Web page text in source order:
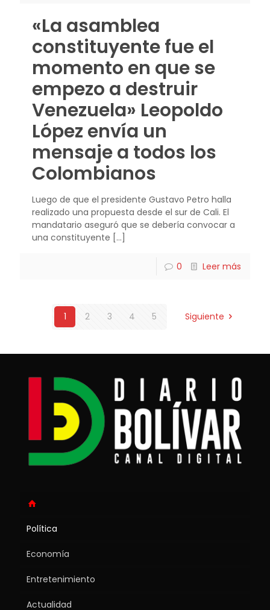
«La asamblea
constituyente fue el
momento en que se
empezo a destruir
Venezuela» Leopoldo
López envía un
mensaje a todos los
Colombianos
Luego de que el presidente Gustavo Petro halla
realizado una propuesta desde el sur de Cali. El
mandatario aseguró que se debería convocar a
una constituyente […]
0 Leer más
1 2 3 4 5 Siguiente
Política
Economía
Entretenimiento
Actualidad